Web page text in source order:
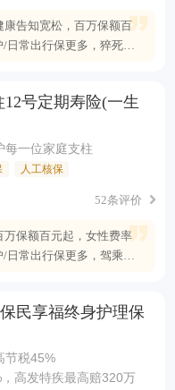
康告知宽松，百万保额百
/日常出行保更多，猝死可
号定期寿险(一生
每一位家庭支柱
人工核保
52条评价
万保额百元起，女性费率
日常出行保更多，驾乘自
民享福终身护理保
节税45%
高发特疾最高赔320万